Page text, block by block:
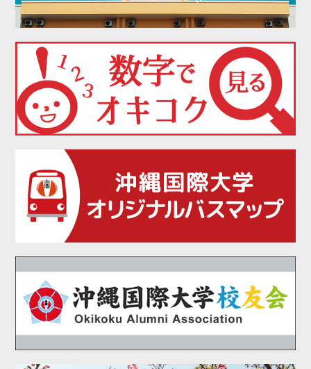
2021年09月
2021年07月
2021年06月
2021年05月
2021年04月
2021年02月
2021年01月
2020年12月
2020年11月
2020年10月
2020年09月
2020年08月
2020年07月
2020年06月
2020年05月